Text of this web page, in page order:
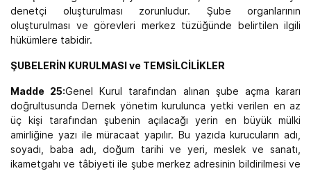
denetçi oluşturulması zorunludur. Şube organlarının
oluşturulması ve görevleri merkez tüzüğünde belirtilen ilgili
hükümlere tabidir.
ŞUBELERİN KURULMASI ve TEMSİLCİLİKLER
Madde 25:Genel Kurul tarafından alınan şube açma kararı
doğrultusunda Dernek yönetim kurulunca yetki verilen en az
üç kişi tarafından şubenin açılacağı yerin en büyük mülki
amirliğine yazı ile müracaat yapılır. Bu yazıda kurucuların adı,
soyadı, baba adı, doğum tarihi ve yeri, meslek ve sanatı,
ikametgahı ve tâbiyeti ile şube merkez adresinin bildirilmesi ve